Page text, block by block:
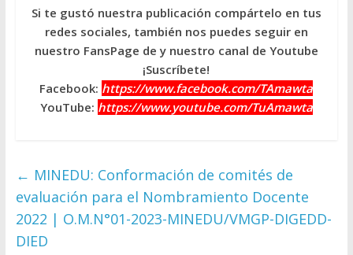
Si te gustó nuestra publicación compártelo en tus
redes sociales, también nos puedes seguir en
nuestro FansPage de y nuestro canal de Youtube
¡Suscríbete!
Facebook: https://www.facebook.com/TAmawta
YouTube: https://www.youtube.com/TuAmawta
← MINEDU: Conformación de comités de
evaluación para el Nombramiento Docente
2022 | O.M.N°01-2023-MINEDU/VMGP-DIGEDD-
DIED